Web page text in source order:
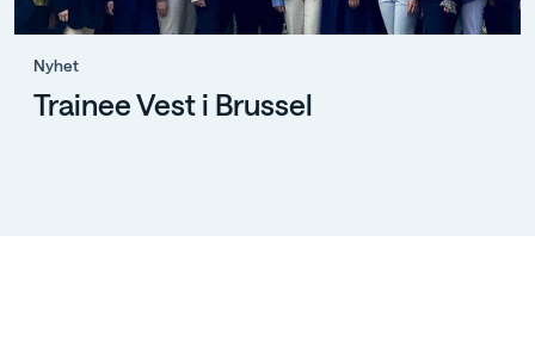
Nyhet
Trainee Vest i Brussel